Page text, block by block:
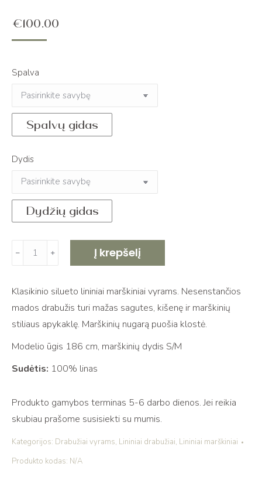
€100.00
Spalva
Spalvų gidas
Dydis
Dydžių gidas
produkto
kiekis:
su
sagomis
RŪKAS
﹣ ﹢ Į krepšelį
Klasikinio silueto lininiai marškiniai vyrams. Nesenstančios
mados drabužis turi mažas sagutes, kišenę ir marškinių
stiliaus apykaklę. Marškinių nugarą puošia klostė.
Modelio ūgis 186 cm, marškinių dydis S/M
Sudėtis: 100% linas
Produkto gamybos terminas 5-6 darbo dienos. Jei reikia
skubiau prašome susisiekti su mumis.
Kategorijos: Drabužiai vyrams, Lininiai drabužiai, Lininiai marškiniai
Produkto kodas: N/A